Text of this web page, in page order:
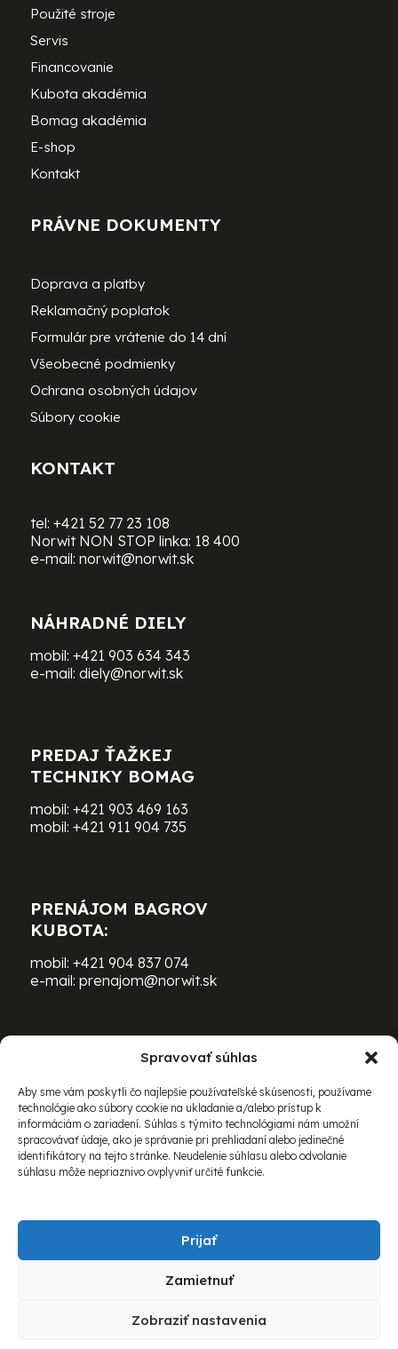
Spravovať súhlas
Aby sme vám poskytli čo najlepšie používateľské skúsenosti, používame
technológie ako súbory cookie na ukladanie a/alebo prístup k
informáciám o zariadení. Súhlas s týmito technológiami nám umožní
spracovávať údaje, ako je správanie pri prehliadaní alebo jedinečné
identifikátory na tejto stránke. Neudelenie súhlasu alebo odvolanie
súhlasu môže nepriaznivo ovplyvniť určité funkcie.
Prijať
Zamietnuť
Zobraziť nastavenia
Použité stroje
Servis
Financovanie
Kubota akadémia
Bomag akadémia
E-shop
Kontakt
PRÁVNE DOKUMENTY
Doprava a platby
Reklamačný poplatok
Formulár pre vrátenie do 14 dní
Všeobecné podmienky
Ochrana osobných údajov
Súbory cookie
KONTAKT
tel: +421 52 77 23 108
Norwit NON STOP linka: 18 400
e-mail: norwit@norwit.sk
NÁHRADNÉ DIELY
mobil: +421 903 634 343
e-mail: diely@norwit.sk
PREDAJ ŤAŽKEJ
TECHNIKY BOMAG
mobil: +421 903 469 163
mobil: +421 911 904 735
PRENÁJOM BAGROV
KUBOTA:
mobil: +421 904 837 074
e-mail: prenajom@norwit.sk
PRENÁJOM ŤAŽKEJ TECHNIKY
BOMAG:
mobil:+421 903 469 163
e-mail:richard.schovanec@norwit.sk
vyhradené.